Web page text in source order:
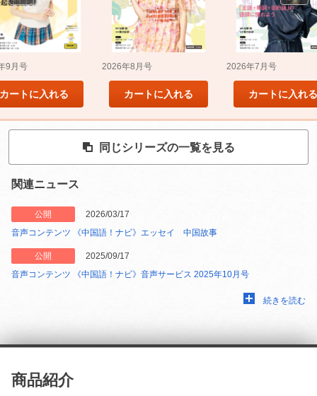
9月号
カートに入れる
2026年8月号
カートに入れる
2026年7月号
カートに入れる
同じシリーズの一覧を見る
関連ニュース
公開
2026/03/17
音声コンテンツ 《中国語！ナビ》エッセイ 中国故事
公開
2025/09/17
音声コンテンツ 《中国語！ナビ》音声サービス 2025年10月号
続きを読む
商品紹介